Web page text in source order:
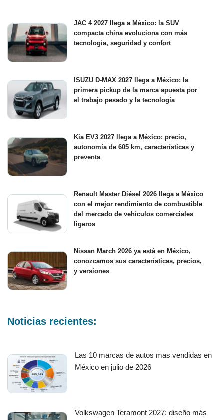
JAC 4 2027 llega a México: la SUV
compacta china evoluciona con más
tecnología, seguridad y confort
ISUZU D-MAX 2027 llega a México: la
primera pickup de la marca apuesta por
el trabajo pesado y la tecnología
Kia EV3 2027 llega a México: precio,
autonomía de 605 km, características y
preventa
Renault Master Diésel 2026 llega a México
con el mejor rendimiento de combustible
del mercado de vehículos comerciales
ligeros
Nissan March 2026 ya está en México,
conozcamos sus características, precios,
y versiones
Noticias recientes:
Las 10 marcas de autos mas vendidas en
México en julio de 2026
Volkswagen Teramont 2027: diseño más